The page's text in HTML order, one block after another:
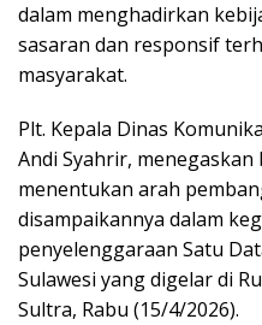
dalam menghadirkan
sasaran dan responsif
masyarakat.
Plt. Kepala Dinas
Andi Syahrir,
menentukan arah
disampaikannya dalam
penyelenggaraan Satu
Sulawesi yang digelar di
Sultra, Rabu (15/4/2026).